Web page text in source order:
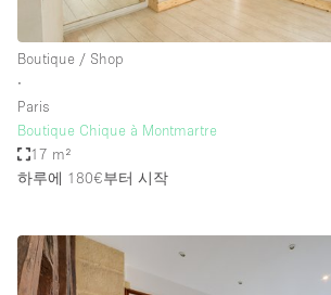
Boutique / Shop
∙
Paris
Boutique Chique à Montmartre
17 m²
하루에 180€부터 시작